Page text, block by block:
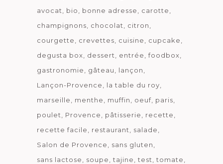
avocat
bio bonne adresse
carotte
champignons
chocolat
citron
courgette
crevettes cuisine
cupcake
degusta box
dessert entrée
foodbox
gastronomie
gâteau
lançon
Lançon-Provence
la table du roy
marseille
menthe muffin oeuf paris
poulet
Provence pâtisserie
recette
recette facile
restaurant
salade
Salon de Provence
sans gluten
sans lactose
soupe tajine test
tomate